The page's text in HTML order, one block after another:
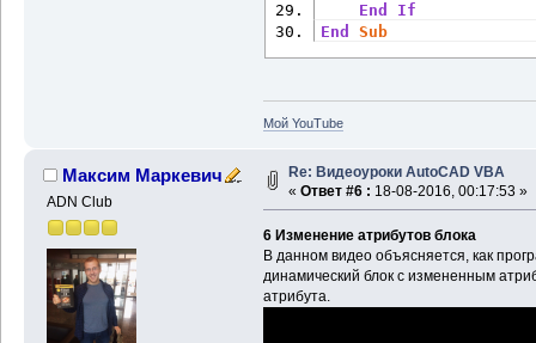
End
If
End
Sub
Мой YouTube
Максим Маркевич
ADN Club
Re: Видеоуроки AutoCAD VBA
« Ответ #6 : 18-08-2016, 00:17:53 »
6 Изменение атрибутов блока
В данном видео объясняется, как
динамический блок с измененным
атрибута.